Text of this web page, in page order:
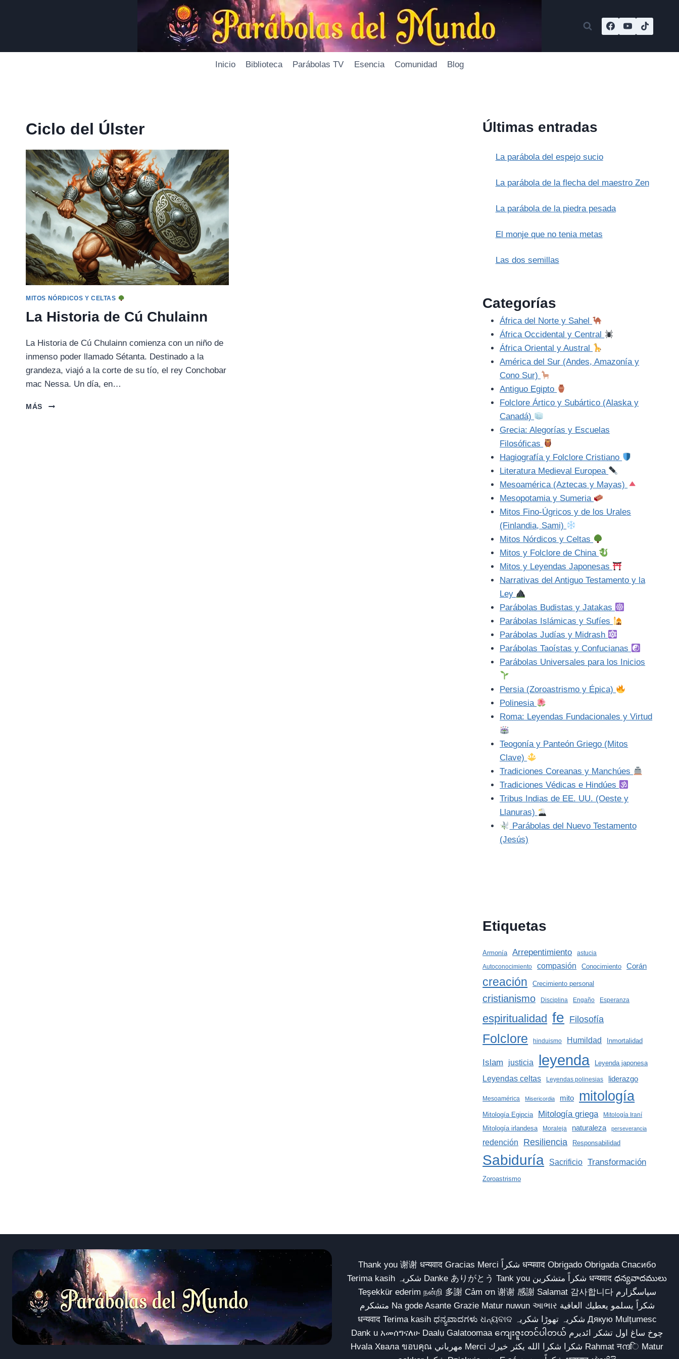
Inicio Biblioteca Parábolas TV Esencia Comunidad Blog
Ciclo del Úlster
MITOS NÓRDICOS Y CELTAS
La Historia de Cú Chulainn
La Historia de Cú Chulainn comienza con un niño de
inmenso poder llamado Sétanta. Destinado a la
grandeza, viajó a la corte de su tío, el rey Conchobar
mac Nessa. Un día, en…
MÁS
LA
Últimas entradas
La parábola del espejo sucio
La parábola de la flecha del maestro Zen
La parábola de la piedra pesada
El monje que no tenia metas
Las dos semillas
Categorías
África del Norte y Sahel
África Occidental y Central
África Oriental y Austral
América del Sur (Andes, Amazonía y
Cono Sur)
Antiguo Egipto
Folclore Ártico y Subártico (Alaska y
Canadá)
Grecia: Alegorías y Escuelas
Filosóficas
Hagiografía y Folclore Cristiano
Literatura Medieval Europea
Mesoamérica (Aztecas y Mayas)
Mesopotamia y Sumeria
Mitos Fino-Úgricos y de los Urales
(Finlandia, Sami)
Mitos Nórdicos y Celtas
Mitos y Folclore de China
Mitos y Leyendas Japonesas
Narrativas del Antiguo Testamento y la
Ley
Parábolas Budistas y Jatakas
Parábolas Islámicas y Sufíes
Parábolas Judías y Midrash
Parábolas Taoístas y Confucianas
Parábolas Universales para los Inicios
Persia (Zoroastrismo y Épica)
Polinesia
Roma: Leyendas Fundacionales y Virtud
Teogonía y Panteón Griego (Mitos
Clave)
Tradiciones Coreanas y Manchúes
Tradiciones Védicas e Hindúes
Tribus Indias de EE. UU. (Oeste y
Llanuras)
Parábolas del Nuevo Testamento
(Jesús)
Etiquetas
Armonía Arrepentimiento
astucia
Autoconocimiento
compasión Conocimiento Corán
creación Crecimiento personal
cristianismo Disciplina Engaño Esperanza
espiritualidad fe Filosofía
Folclore hinduismo Humildad Inmortalidad
Islam justicia leyenda Leyenda japonesa
Leyendas celtas Leyendas polinesias liderazgo
Mesoamérica Misericordia mito mitología
Mitología Egipcia Mitología griega Mitología Iraní
Mitología irlandesa Moraleja naturaleza perseverancia
redención Resiliencia Responsabilidad
Sabiduría Sacrificio Transformación
Zoroastrismo
Thank you 谢谢 धन्यवाद Gracias Merci شكراً धन्यवाद Obrigado Obrigada Спасибо
Terima kasih شکریہ Danke ありがとう Tank you شكراً متشكرين धन्यवाद ధన్యవాదములు
Teşekkür ederim நன்றி 多謝 Cảm ơn 谢谢 感謝 Salamat 감사합니다 سپاسگزارم
متشکرم Na gode Asante Grazie Matur nuwun આભાર شكراً يسلمو يعطيك العافية
धन्यवाद Terima kasih ಧನ್ಯವಾದಗಳು ଧନ୍ୟବାଦ شکریہ تھوڑا شکریہ Дякую Mulțumesc
Dank u አመሰግናለሁ Daalụ Galatoomaa ကျေးဇူးတင်ပါတယ် چوخ ساغ اول تشکر ائدیرم
Hvala Хвала ขอบคุณ مهرباني Merci شكرا شكرا الله يكثر خيرك Rahmat नന്ദि Matur